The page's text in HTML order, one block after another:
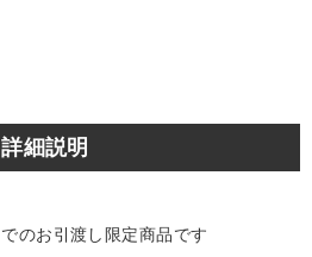
詳細説明
でのお引渡し限定商品です